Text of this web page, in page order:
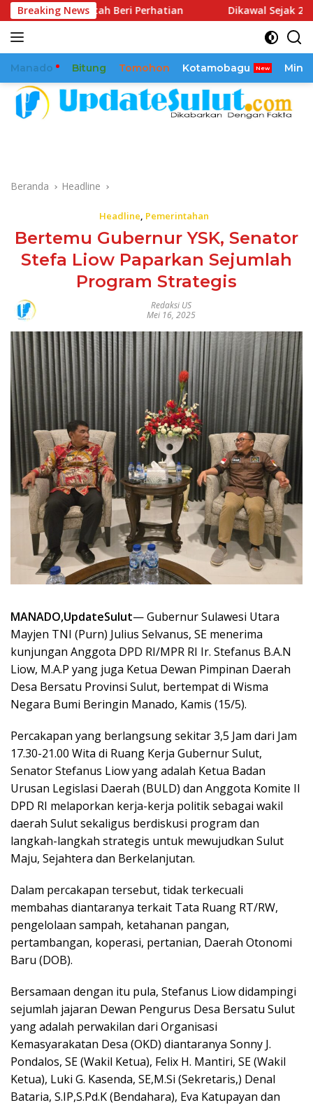
Langsung
ke
konten
Breaking News
Beri Perhatian Dikawal Sejak 2025, Reamly
Manado Bitung Tomohon Kotamobagu
Beranda Headline
Headline, Pemerintahan
Bertemu Gubernur YSK, Senator
Stefa Liow Paparkan Sejumlah
Program Strategis
Redaksi US
Mei 16, 2025
MANADO,UpdateSulut— Gubernur Sulawesi Utara
Mayjen TNI (Purn) Julius Selvanus, SE menerima
kunjungan Anggota DPD RI/MPR RI Ir. Stefanus B.A.N
Liow, M.A.P yang juga Ketua Dewan Pimpinan Daerah
Desa Bersatu Provinsi Sulut, bertempat di Wisma
Negara Bumi Beringin Manado, Kamis (15/5).
Percakapan yang berlangsung sekitar 3,5 Jam dari Jam
17.30-21.00 Wita di Ruang Kerja Gubernur Sulut,
Senator Stefanus Liow yang adalah Ketua Badan
Urusan Legislasi Daerah (BULD) dan Anggota Komite II
DPD RI melaporkan kerja-kerja politik sebagai wakil
daerah Sulut sekaligus berdiskusi program dan
langkah-langkah strategis untuk mewujudkan Sulut
Maju, Sejahtera dan Berkelanjutan.
Dalam percakapan tersebut, tidak terkecuali
membahas diantaranya terkait Tata Ruang RT/RW,
pengelolaan sampah, ketahanan pangan,
pertambangan, koperasi, pertanian, Daerah Otonomi
Baru (DOB).
Bersamaan dengan itu pula, Stefanus Liow didampingi
sejumlah jajaran Dewan Pengurus Desa Bersatu Sulut
yang adalah perwakilan dari Organisasi
Kemasyarakatan Desa (OKD) diantaranya Sonny J.
Pondalos, SE (Wakil Ketua), Felix H. Mantiri, SE (Wakil
Ketua), Luki G. Kasenda, SE,M.Si (Sekretaris,) Denal
Bataria, S.IP,S.Pd.K (Bendahara), Eva Katupayan dan